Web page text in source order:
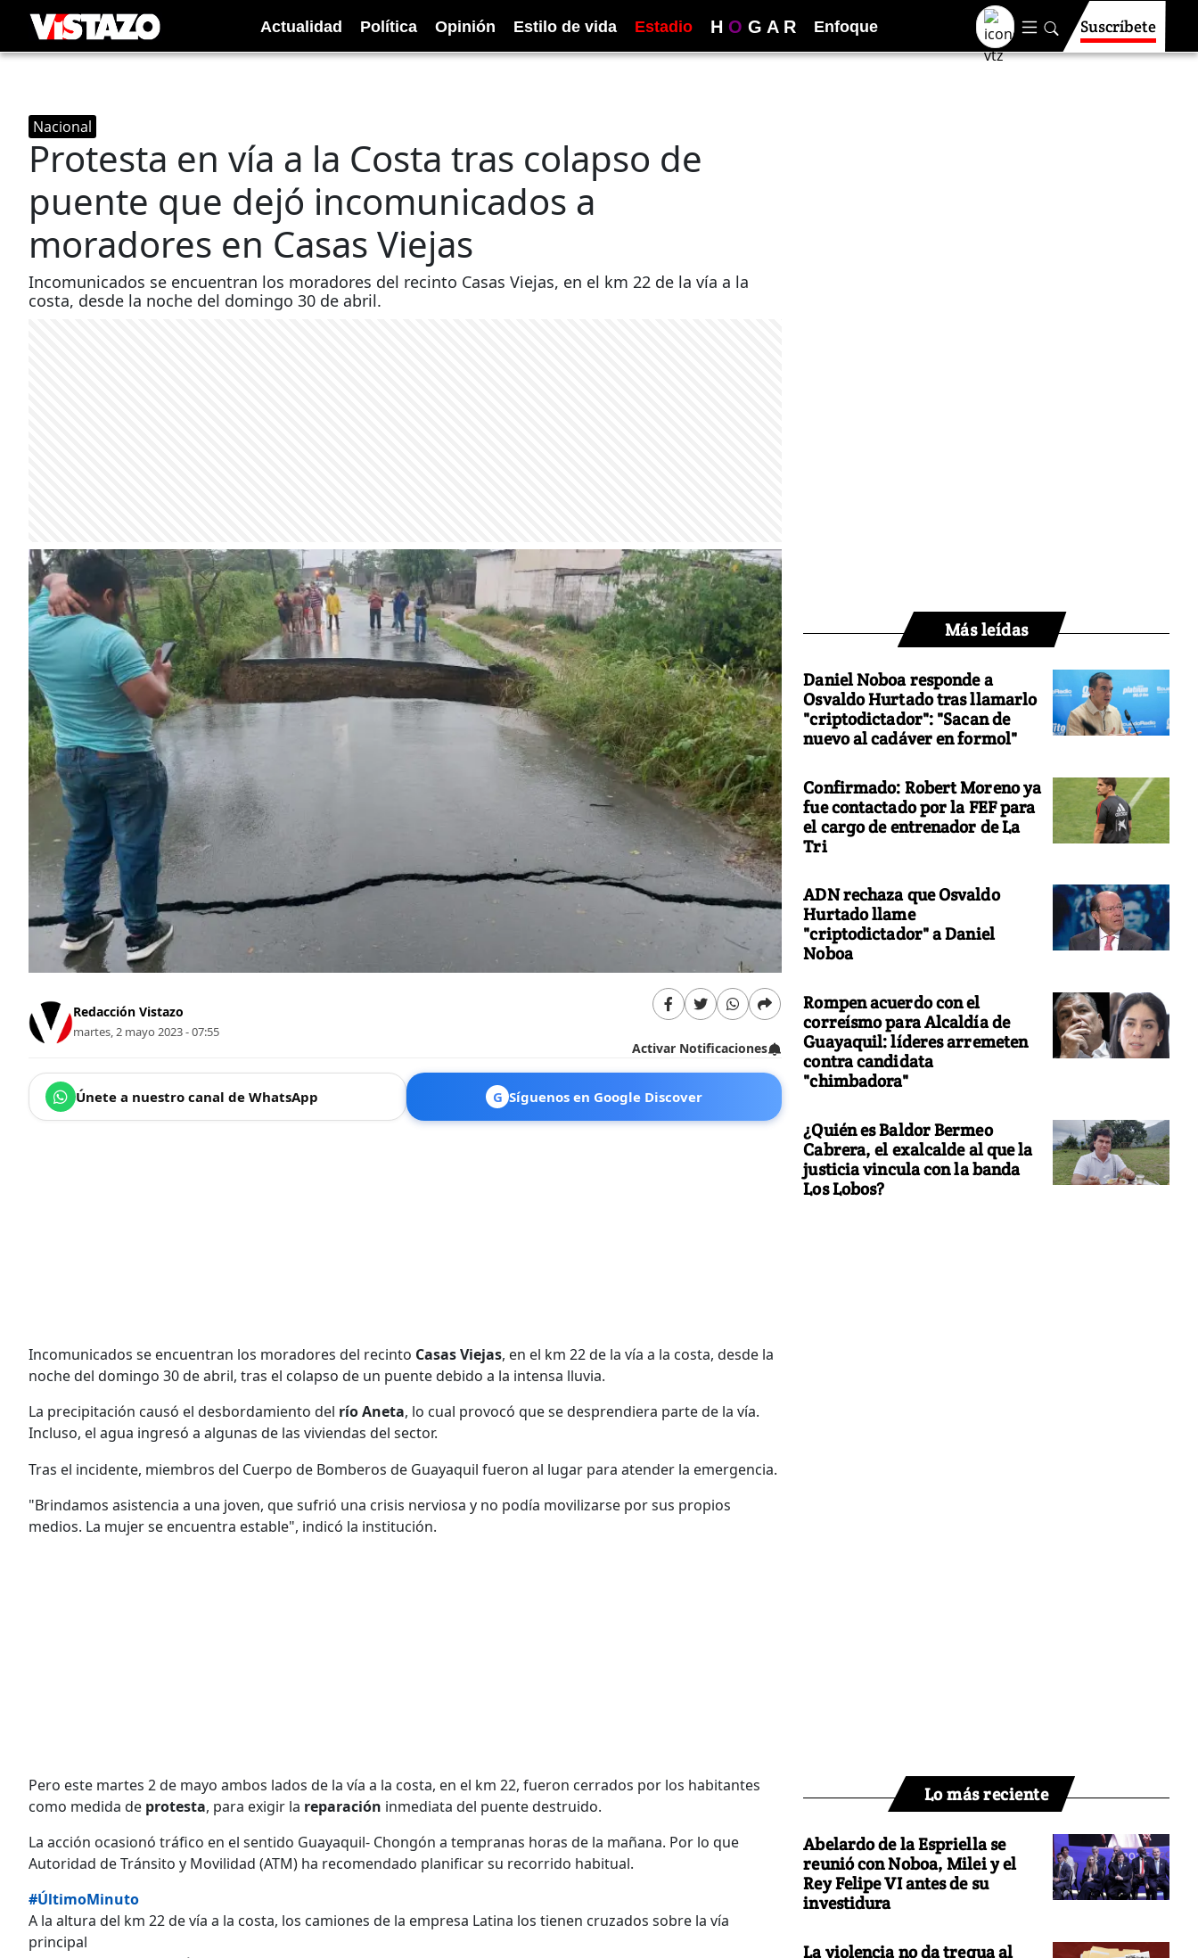
Actualidad Política Opinión Estilo de vida Estadio H O G A R Enfoque Suscríbete
Nacional
Protesta en vía a la Costa tras colapso de
puente que dejó incomunicados a
moradores en Casas Viejas
Incomunicados se encuentran los moradores del recinto Casas Viejas, en el km 22 de la vía a la
costa, desde la noche del domingo 30 de abril.
Redacción Vistazo
martes, 2 mayo 2023 - 07:55
Activar Notificaciones
Únete a nuestro canal de WhatsApp G Síguenos en Google Discover
Incomunicados se encuentran los moradores del recinto Casas Viejas, en el km 22 de la vía a la costa, desde la
noche del domingo 30 de abril, tras el colapso de un puente debido a la intensa lluvia.
La precipitación causó el desbordamiento del río Aneta, lo cual provocó que se desprendiera parte de la vía.
Incluso, el agua ingresó a algunas de las viviendas del sector.
Tras el incidente, miembros del Cuerpo de Bomberos de Guayaquil fueron al lugar para atender la emergencia.
"Brindamos asistencia a una joven, que sufrió una crisis nerviosa y no podía movilizarse por sus propios
medios. La mujer se encuentra estable", indicó la institución.
Pero este martes 2 de mayo ambos lados de la vía a la costa, en el km 22, fueron cerrados por los habitantes
como medida de protesta, para exigir la reparación inmediata del puente destruido.
La acción ocasionó tráfico en el sentido Guayaquil- Chongón a tempranas horas de la mañana. Por lo que
Autoridad de Tránsito y Movilidad (ATM) ha recomendado planificar su recorrido habitual.
#ÚltimoMinuto
A la altura del km 22 de vía a la costa, los camiones de la empresa Latina los tienen cruzados sobre la vía
principal
Más leídas
Daniel Noboa responde a
Osvaldo Hurtado tras llamarlo
"criptodictador": "Sacan de
nuevo al cadáver en formol"
Confirmado: Robert Moreno ya
fue contactado por la FEF para
el cargo de entrenador de La
Tri
ADN rechaza que Osvaldo
Hurtado llame
"criptodictador" a Daniel
Noboa
Rompen acuerdo con el
correísmo para Alcaldía de
Guayaquil: líderes arremeten
contra candidata
"chimbadora"
¿Quién es Baldor Bermeo
Cabrera, el exalcalde al que la
justicia vincula con la banda
Los Lobos?
Lo más reciente
Abelardo de la Espriella se
reunió con Noboa, Milei y el
Rey Felipe VI antes de su
investidura
La violencia no da tregua al